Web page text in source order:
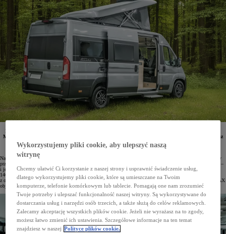
Na rynku pojawiła się Toyota PROACE MAX Tanuki, największy kamper oferowany przez markę.
Model występuje w dwóch wersjach mocy, dostępny jest także z nadwoziem o dwóch długościach oraz
z szerokim wyborem pakietów wyposażenia dodatkowego. Podstawowa cena wynosi 459 900 zł,
a zamówienia można składać w salonach Toyoty oraz w punktach Toyota Professional.
Największy kamper dostępny w gamie Toyota Professional, czyli PROACE MAX Tanuki, został opracowany
przez firmę Affinity RV. Model ten występuje w dwóch długościach nadwozia – Tanuki 599 oraz Tanuki 636 –
i jest wyposażony w silnik 2.2 D4-D dostępny w dwóch wersjach mocy. Jednostka generująca
140 KM współpracuje z manualną skrzynią biegów, natomiast wariant 180-konny został zestawiony
z ośmiostopniową przekładnią automatyczną. Podobnie jak inne pojazdy z rodziny PROACE, PROACE MAX
objęty jest trzyletnią Gwarancją PRO (lub do 1 000 000 km), która obejmuje również zabudowę.
Wykorzystujemy pliki cookie, aby ulepszyć naszą
witrynę
Chcemy ułatwić Ci korzystanie z naszej strony i usprawnić świadczenie usług,
dlatego wykorzystujemy pliki cookie, które są umieszczane na Twoim
komputerze, telefonie komórkowym lub tablecie. Pomagają one nam zrozumieć
Twoje potrzeby i ulepszać funkcjonalność naszej witryny. Są wykorzystywane do
dostarczania usług i narzędzi osób trzecich, a także służą do celów reklamowych.
Zalecamy akceptację wszystkich plików cookie. Jeżeli nie wyrażasz na to zgody,
możesz łatwo zmienić ich ustawienia. Szczegółowe informacje na ten temat
znajdziesz w naszej Polityce plików cookie.